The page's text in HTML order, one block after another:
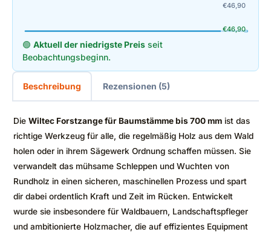
€46,90
€46,90
🟢 Aktuell der niedrigste Preis seit
Beobachtungsbeginn.
Beschreibung Rezensionen (5)
Die Wiltec Forstzange für Baumstämme bis 700 mm ist das
richtige Werkzeug für alle, die regelmäßig Holz aus dem Wald
holen oder in ihrem Sägewerk Ordnung schaffen müssen. Sie
verwandelt das mühsame Schleppen und Wuchten von
Rundholz in einen sicheren, maschinellen Prozess und spart
dir dabei ordentlich Kraft und Zeit im Rücken. Entwickelt
wurde sie insbesondere für Waldbauern, Landschaftspfleger
und ambitionierte Holzmacher, die auf effizientes Equipment